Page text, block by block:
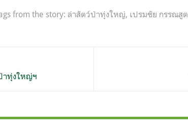
from the story: ล่าสัตว์ป่าทุ่งใหญ่, เปรมชัย กรรณสู
าทุ่งใหญ่ฯ